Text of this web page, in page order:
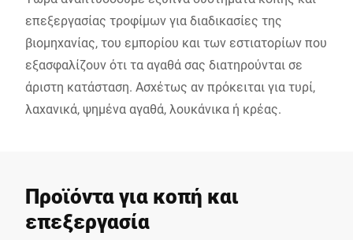
επεξεργασίας τροφίμων για διαδικασίες της
βιομηχανίας, του εμπορίου και των εστιατορίων που
εξασφαλίζουν ότι τα αγαθά σας διατηρούνται σε
άριστη κατάσταση. Ασχέτως αν πρόκειται για τυρί,
λαχανικά, ψημένα αγαθά, λουκάνικα ή κρέας.
Προϊόντα για κοπή και
επεξεργασία